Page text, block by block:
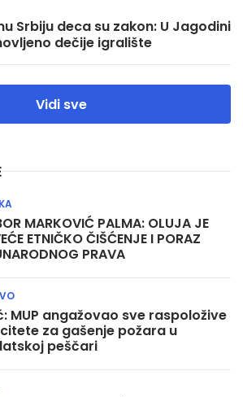
Srbiju deca su zakon: U Jagodini
dečije igralište
Vidi sve
MARKOVIĆ PALMA: OLUJA JE
ETNIČKO ČIŠĆENJE I PORAZ
PRAVA
MUP angažovao sve raspoložive
za gašenje požara u
peščari